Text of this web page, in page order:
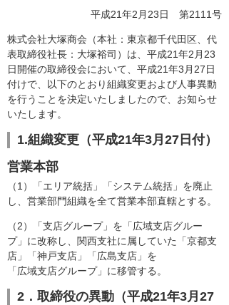
平成21年2月23日 第2111号
株式会社大塚商会（本社：東京都千代田区、代
表取締役社長：大塚裕司）は、平成21年2月23
日開催の取締役会において、平成21年3月27日
付けで、以下のとおり組織変更および人事異動
を行うことを決定いたしましたので、お知らせ
いたします。
1.組織変更（平成21年3月27日付）
営業本部
（1）「エリア統括」「システム統括」を廃止
し、営業部門組織を全て営業本部直轄とする。
（2）「支店グループ」を「広域支店グルー
プ」に改称し、関西支社に属していた「京都支
店」「神戸支店」「広島支店」を
「広域支店グループ」に移管する。
2．取締役の異動（平成21年3月27